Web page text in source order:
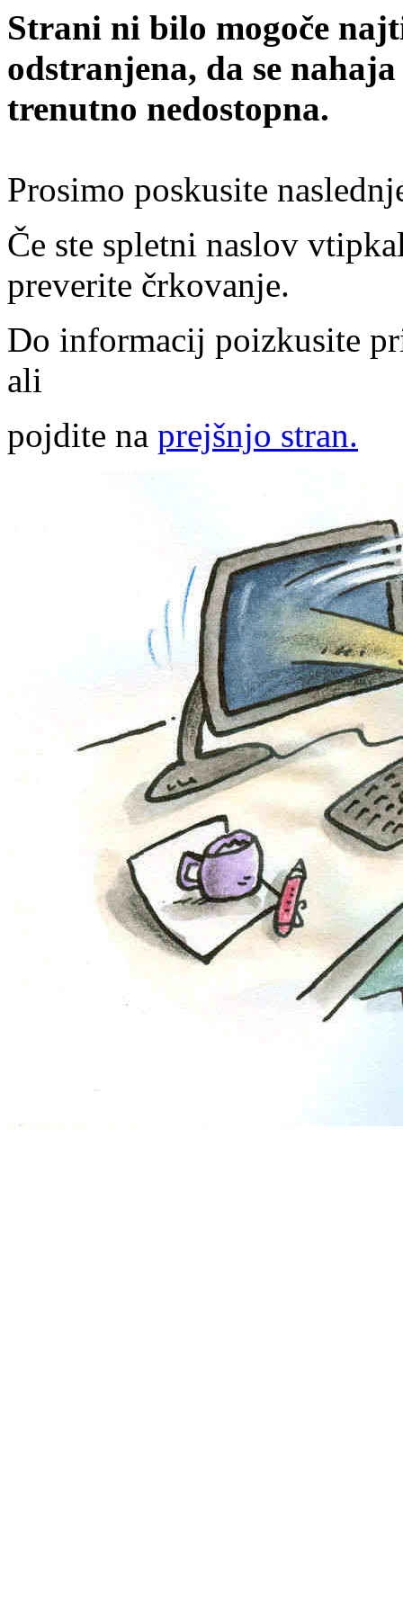
Strani ni bilo mogoče
odstranjena, da se
trenutno nedostopna.
Prosimo poskusite
Če ste spletni naslov
preverite črkovanje.
Do informacij poizkusite
ali
pojdite na prejšnjo stran.